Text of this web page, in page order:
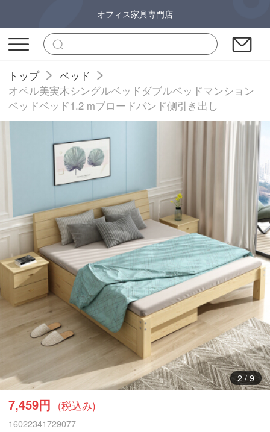
オフィス家具専門店
トップ
ベッド
オペル美実木シングルベッドダブルベッドマンション
ベッドベッド1.2 mブロードバンド側引き出し
3/ 9
7,459円 (税込み)
16022341729077